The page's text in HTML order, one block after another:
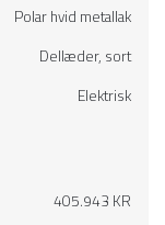
Polar hvid metallak
Dellæder, sort
Elektrisk
405.943 KR